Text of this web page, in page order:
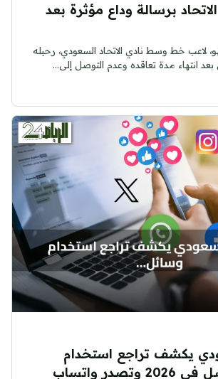
برسالة وداع مؤثرة بعد
لاعب خط وسط نادي الاتحاد السعودي، رحيله
انتهاء مدة تعاقده وعدم التوصل إلى...
يكشف تراجع استخدام
وسائل التواصل في 2026 وتصدر واتساب